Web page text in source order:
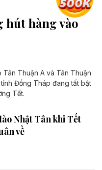
hút hàng vào
Thuận A và Tân Thuận
Đồng Tháp đang tất bật
Tết.
Nhật Tân khi Tết
về